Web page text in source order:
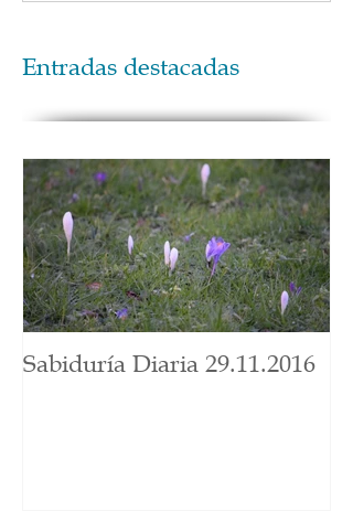
Entradas destacadas
Sabiduría Diaria 29.11.2016